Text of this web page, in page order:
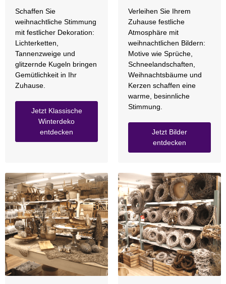
Schaffen Sie
weihnachtliche Stimmung
mit festlicher Dekoration:
Lichterketten,
Tannenzweige und
glitzernde Kugeln bringen
Gemütlichkeit in Ihr
Zuhause.
Jetzt Klassische
Winterdeko
entdecken
Verleihen Sie Ihrem
Zuhause festliche
Atmosphäre mit
weihnachtlichen Bildern:
Motive wie Sprüche,
Schneelandschaften,
Weihnachtsbäume und
Kerzen schaffen eine
warme, besinnliche
Stimmung.
Jetzt Bilder
entdecken